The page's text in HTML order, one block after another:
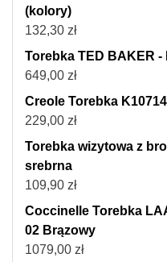
(kolory)
132,30 zł
Torebka TED BAKER -
649,00 zł
Creole Torebka
229,00 zł
Torebka wizytowa z
srebrna
109,90 zł
Coccinelle Torebka
02 Brązowy
1079,00 zł